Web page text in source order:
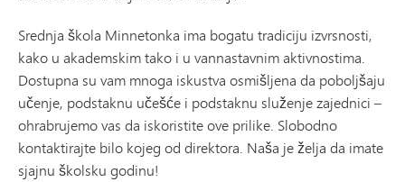
Srednja škola Minnetonka ima bogatu tradiciju izvrsnosti,
kako u akademskim tako i u vannastavnim aktivnostima.
Dostupna su vam mnoga iskustva osmišljena da poboljšaju
učenje, podstaknu učešće i podstaknu služenje zajednici –
ohrabrujemo vas da iskoristite ove prilike. Slobodno
kontaktirajte bilo kojeg od direktora. Naša je želja da imate
sjajnu školsku godinu!